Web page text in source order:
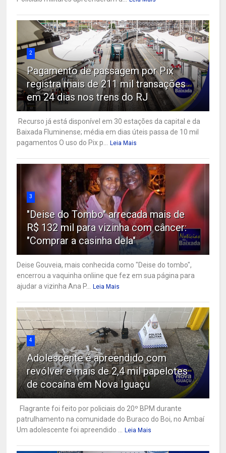
2
Pagamento de passagem por Pix
registra mais de 211 mil transações
em 24 dias nos trens do RJ
Recurso já está disponível em 30 estações da capital e da
Baixada Fluminense; média em dias úteis passa de 10 mil
pagamentos O uso do Pix p...
Leia Mais
3
"Deise do Tombo" arrecada mais de
R$ 132 mil para vizinha com câncer:
"Comprar a casinha dela"
Deise Gouveia, mais conhecida como "Deise do tombo",
encerrou a vaquinha onliine que fez em sua página para
ajudar a vizinha Ana P...
Leia Mais
4
Adolescente é apreendido com
revólver e mais de 2,4 mil papelotes
de cocaína em Nova Iguaçu
Flagrante foi feito por policiais do 20º BPM durante
patrulhamento na comunidade do Buraco do Boi, no Ambaí
Um adolescente foi apreendido ...
Leia Mais